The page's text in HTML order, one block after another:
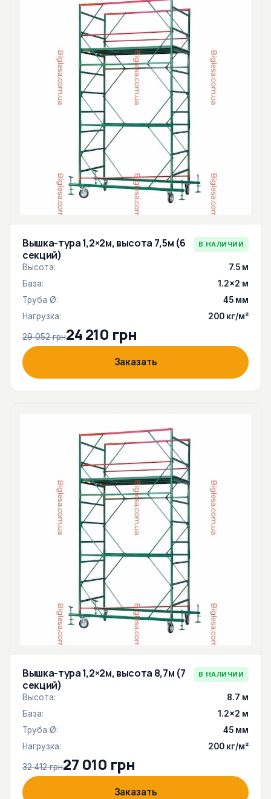
Вышка-тура 1,2×2м, высота 7,5м (6
секций)
В НАЛИЧИИ
Высота:
7.5 м
База:
1.2×2 м
Труба Ø:
45 мм
Нагрузка:
200 кг/м²
29 052 грн24 210 грн
Заказать
Вышка-тура 1,2×2м, высота 8,7м (7
секций)
В НАЛИЧИИ
Высота:
8.7 м
База:
1.2×2 м
Труба Ø:
45 мм
Нагрузка:
200 кг/м²
32 412 грн27 010 грн
Заказать